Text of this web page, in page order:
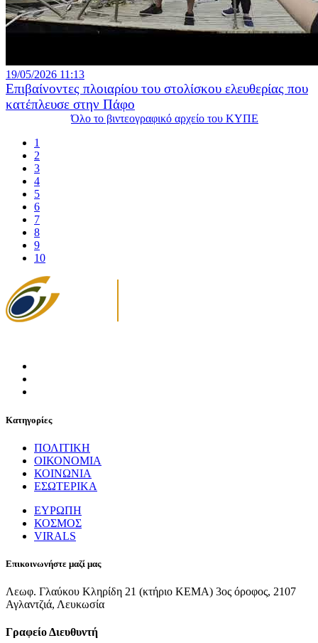
19/05/2026 11:13
Επιβαίνοντες πλοιαρίου του στολίσκου ελευθερίας που
κατέπλευσε στην Πάφο
Όλο το βιντεογραφικό αρχείο του ΚΥΠΕ
1
2
3
4
5
6
7
8
9
10
Κατηγορίες
ΠΟΛΙΤΙΚΗ
ΟΙΚΟΝΟΜΙΑ
ΚΟΙΝΩΝΙΑ
ΕΣΩΤΕΡΙΚΑ
ΕΥΡΩΠΗ
ΚΟΣΜΟΣ
VIRALS
Επικοινωνήστε μαζί μας
Λεωφ. Γλαύκου Κληρίδη 21 (κτήριο ΚΕΜΑ) 3ος όροφος, 2107
Αγλαντζιά, Λευκωσία
Γραφείο Διευθυντή